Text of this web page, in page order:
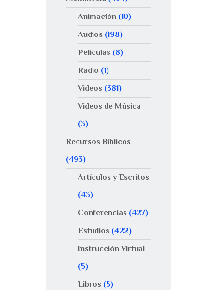
Animación(10)
Audios (198)
Películas (8)
Radio (1)
Videos (381)
Videos de Música
(3)
Recursos Bíblicos
(493)
Artículos y Escritos
(43)
Conferencias (427)
Estudios (422)
Instrucción Virtual
(5)
Libros (5)